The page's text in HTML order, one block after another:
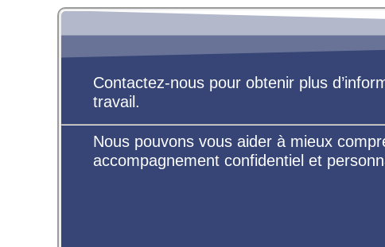
Contactez-nous pour obtenir plus
travail.
Nous pouvons vous aider à mieux
accompagnement confidentiel et